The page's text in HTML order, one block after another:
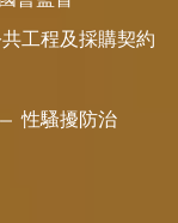
工程及採購契約
性騷擾防治